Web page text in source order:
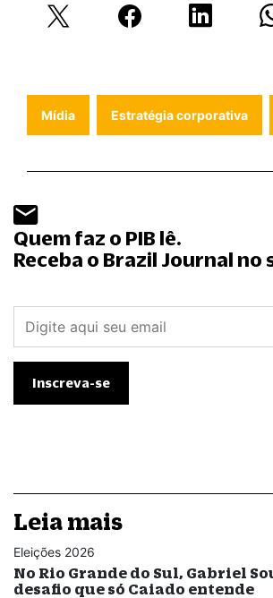
Mídia Estratégia corporativa
Quem faz o PIB lê.
Receba o Brazil Journal no
Leia mais
Eleições 2026
No Rio Grande do Sul, Gabriel
desafio que só Caiado entende